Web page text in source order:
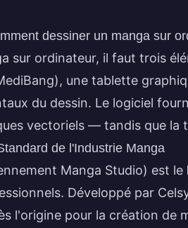
dessiner un manga sur
sur ordinateur, il faut trois
une tablette
du dessin. Le logiciel
vectoriels — tandis que la
de l'Industrie Manga
Manga Studio) est le
Développé par
l'origine pour la création de